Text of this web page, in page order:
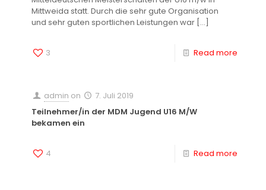
Mittweida statt. Durch die sehr gute Organisation
und sehr guten sportlichen Leistungen war […]
3 Read more
admin on
7. Juli 2019
Teilnehmer/in der MDM Jugend U16 M/W
bekamen ein
4 Read more